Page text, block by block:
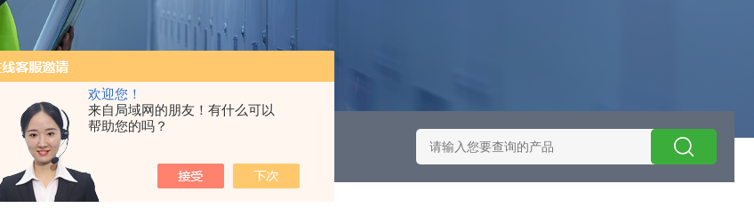
欢迎您！
来自局域网的朋友！有什么可以
帮助您的吗？
机保护继电器 EOCR3DE-80DUHEOCR3DE施耐德智能保护器选型 EOCRSE2-05RSEOCR-SE2施耐德电流保